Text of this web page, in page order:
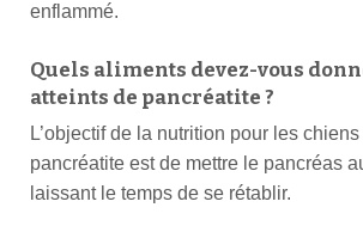
enflammé.
Quels aliments devez-vous
atteints de pancréatite ?
L’objectif de la nutrition pour les
pancréatite est de mettre le pancréas
laissant le temps de se rétablir.